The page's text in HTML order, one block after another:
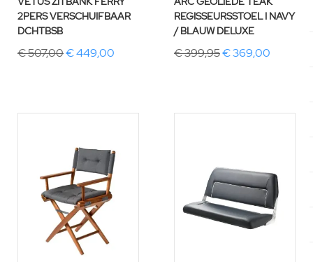
2PERS VERSCHUIFBAAR
DCHTBSB
€ 507,00€ 449,00
REGISSEURSSTOEL I NAVY
/ BLAUW DELUXE
€ 399,95€ 369,00